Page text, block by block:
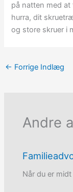
på natten med at
hurra, dit
og store skruer i
← Forrige Indlæg
Andre
Når du er